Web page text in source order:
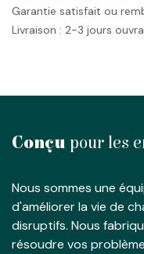
Garantie satisfait ou
Livraison : 2-3 jours
Conçu pour les
Nous sommes une
d'améliorer la vie de
disruptifs. Nous
résoudre vos